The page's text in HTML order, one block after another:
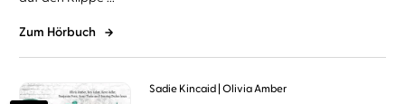
Zum Hörbuch
Sadie Kincaid Olivia Amber